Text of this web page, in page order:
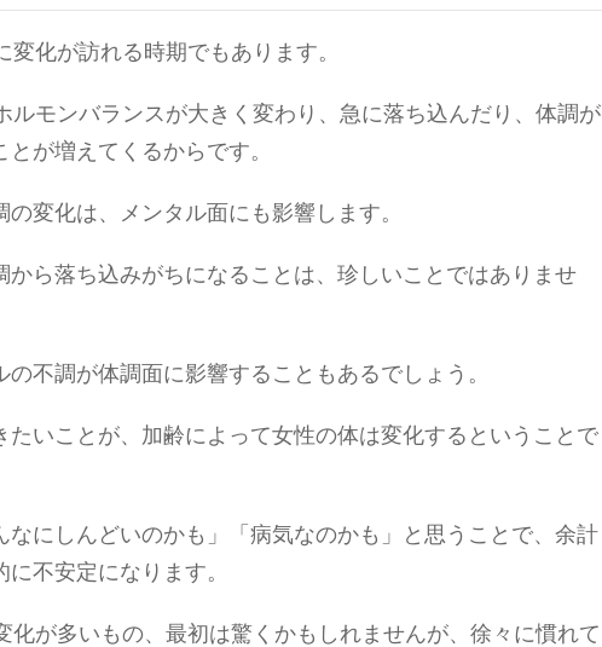
変化が訪れる時期でもあります。
ルモンバランスが大きく変わり、急に落ち込んだり、体調が
とが増えてくるからです。
の変化は、メンタル面にも影響します。
から落ち込みがちになることは、珍しいことではありませ
の不調が体調面に影響することもあるでしょう。
たいことが、加齢によって女性の体は変化するということで
なにしんどいのかも」「病気なのかも」と思うことで、余計
に不安定になります。
化が多いもの、最初は驚くかもしれませんが、徐々に慣れて